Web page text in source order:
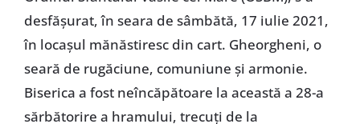
desfășurat, în seara de sâmbătă, 17 iulie 2021,
în locașul mănăstiresc din cart. Gheorgheni, o
seară de rugăciune, comuniune și armonie.
Biserica a fost neîncăpătoare la această a 28-a
sărbătorire a hramului, trecuți de la